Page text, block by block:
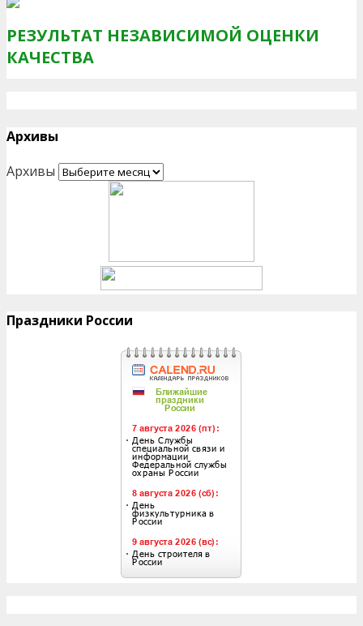
РЕЗУЛЬТАТ НЕЗАВИСИМОЙ ОЦЕНКИ
КАЧЕСТВА
Архивы
Архивы
Праздники России